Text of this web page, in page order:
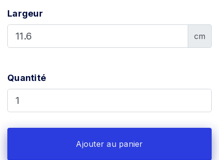
Largeur
cm
Quantité
Ajouter au panier